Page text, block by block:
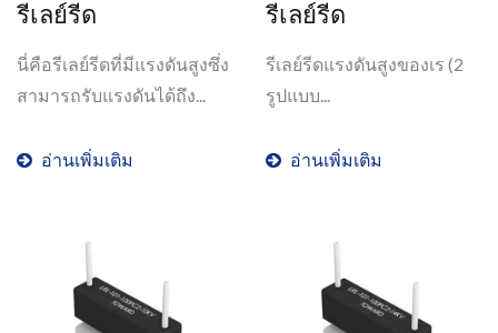
รีเลย์รีด
นี่คือรีเลย์รีดที่มีแรงดันสูงซึ่ง
สามารถรับแรงดันได้ถึง...
อ่านเพิ่มเติม
รีเลย์รีด
รีเลย์รีดแรงดันสูงของเร (2
รูปแบบ...
อ่านเพิ่มเติม